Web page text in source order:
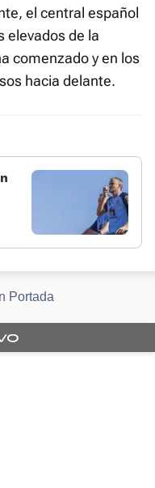
el central español
elevados de la
comenzado y en los
hacia delante.
Portada